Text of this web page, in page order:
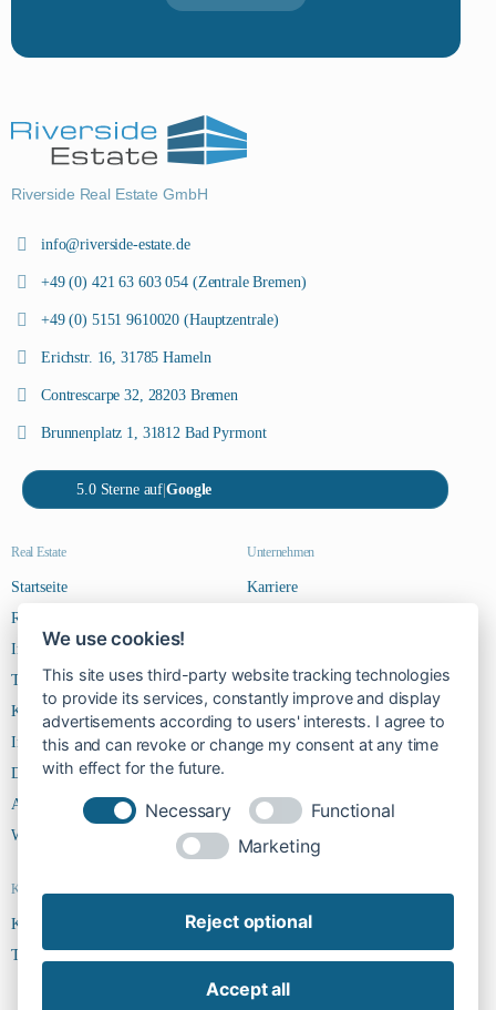
We use cookies!
This site uses third-party website tracking technologies
to provide its services, constantly improve and display
advertisements according to users' interests. I agree to
this and can revoke or change my consent at any time
with effect for the future.
Necessary
Functional
Marketing
Reject optional
Accept all
Riverside Real Estate GmbH
info@riverside-estate.de
+49 (0) 421 63 603 054 (Zentrale Bremen)
+49 (0) 5151 9610020 (Hauptzentrale)
Erichstr. 16, 31785 Hameln
Contrescarpe 32, 28203 Bremen
Brunnenplatz 1, 31812 Bad Pyrmont
5.0 Sterne auf |Google
Real Estate
Startseite
Riverside Steps
Immobilien
Team
Kontakt
Impressum
Datenschutz
AGBs
Widerruf
Unternehmen
Karriere
Kontakt
Kontakt
Team